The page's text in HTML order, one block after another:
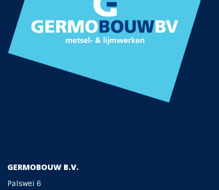
GERMOBOUW B.V.
Palswei 6